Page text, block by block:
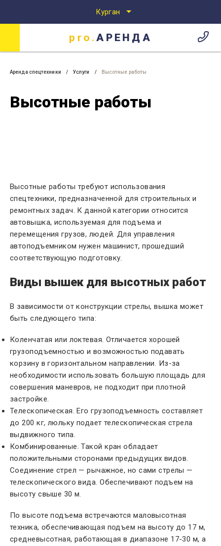
pro.АРЕНДА
Курган
pro.АРЕНДА
Аренда спецтехники Услуги Высотные работы
Высотные работы
Высотные работы требуют использования
спецтехники, предназначенной для строительных и
ремонтных задач. К данной категории относится
автовышка, используемая для подъема и
перемещения грузов, людей. Для управления
автоподъемником нужен машинист, прошедший
соответствующую подготовку.
Виды вышек для высотных работ
В зависимости от конструкции стрелы, вышка может
быть следующего типа:
Коленчатая или локтевая. Отличается хорошей
грузоподъемностью и возможностью подавать
корзину в горизонтальном направлении. Из-за
необходимости использовать большую площадь для
совершения маневров, не подходит при плотной
застройке.
Телескопическая. Его грузоподъемность составляет
до 200 кг, люльку подает телескопическая стрела
выдвижного типа.
Комбинированные. Такой кран обладает
положительными сторонами предыдущих видов.
Соединение стрел — рычажное, но сами стрелы —
телескопического вида. Обеспечивают подъем на
высоту свыше 30 м.
По высоте подъема встречаются маловысотная
техника, обеспечивающая подъем на высоту до 17 м,
средневысотная, работающая в диапазоне 17-30 м, а